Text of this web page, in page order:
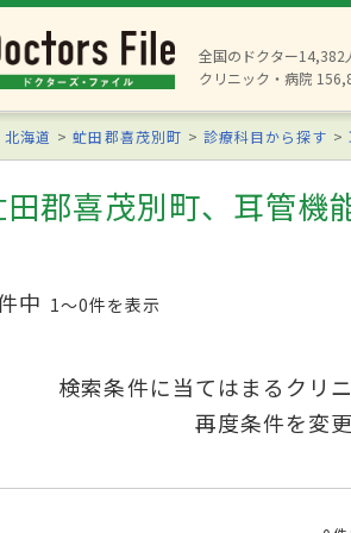
全国のドクター14,382
クリニック・病院
北海道 虻田郡喜茂別町 診療科目から探す
田郡喜茂別町、耳管機
中 1〜0件を表示
検索条件に当てはまるクリ
再度条件を変